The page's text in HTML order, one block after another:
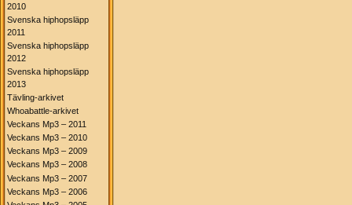
2010
Svenska hiphopsläpp
2011
Svenska hiphopsläpp
2012
Svenska hiphopsläpp
2013
Tävling-arkivet
Whoabattle-arkivet
Veckans Mp3 – 2011
Veckans Mp3 – 2010
Veckans Mp3 – 2009
Veckans Mp3 – 2008
Veckans Mp3 – 2007
Veckans Mp3 – 2006